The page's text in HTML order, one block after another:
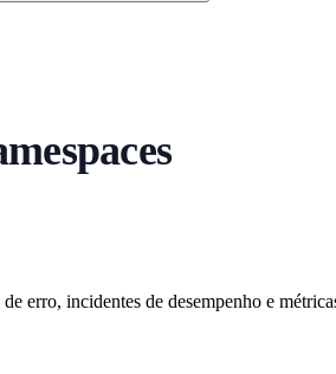
erro, incidentes de desempenho e